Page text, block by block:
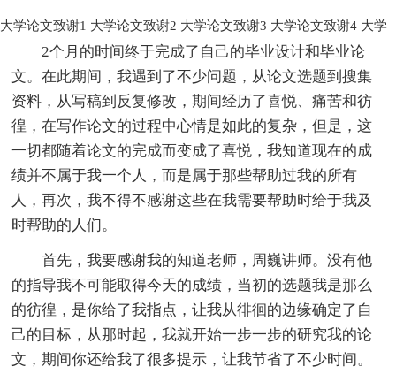
大学论文致谢1
2个月的时间终于完成了自己的毕业设计和毕业论
文。在此期间，我遇到了不少问题，从论文选题到搜集
资料，从写稿到反复修改，期间经历了喜悦、痛苦和彷
徨，在写作论文的过程中心情是如此的复杂，但是，这
一切都随着论文的完成而变成了喜悦，我知道现在的成
绩并不属于我一个人，而是属于那些帮助过我的所有
人，再次，我不得不感谢这些在我需要帮助时给于我及
时帮助的人们。
首先，我要感谢我的知道老师，周巍讲师。没有他
的指导我不可能取得今天的成绩，当初的选题我是那么
的彷徨，是你给了我指点，让我从徘徊的边缘确定了自
己的目标，从那时起，我就开始一步一步的研究我的论
文，期间你还给我了很多提示，让我节省了不少时间。
大学论文致谢2 大学论文致谢3 大学论文致谢4 大学